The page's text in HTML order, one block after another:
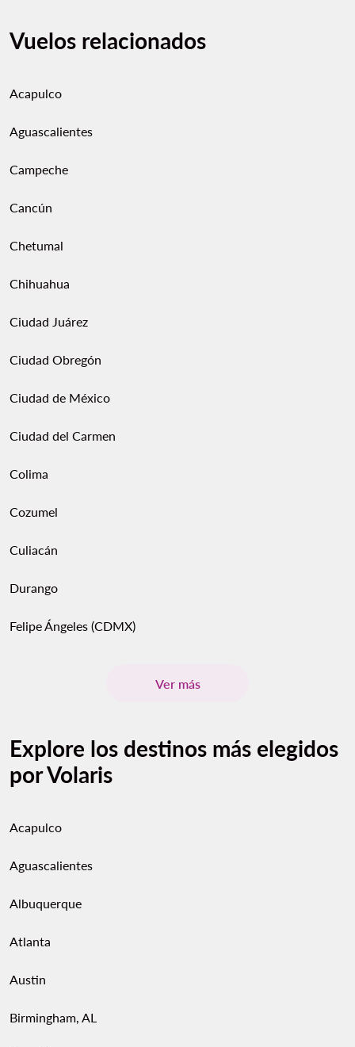
Vuelos relacionados
Acapulco
Aguascalientes
Campeche
Cancún
Chetumal
Chihuahua
Ciudad Juárez
Ciudad Obregón
Ciudad de México
Ciudad del Carmen
Colima
Cozumel
Culiacán
Durango
Felipe Ángeles (CDMX)
Ver más
Explore los destinos más elegidos
por Volaris
Acapulco
Aguascalientes
Albuquerque
Atlanta
Austin
Birmingham, AL